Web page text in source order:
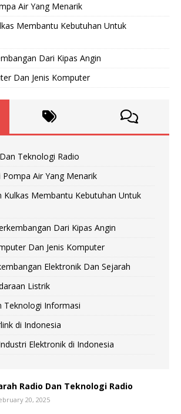
Air Yang Menarik
Membantu Kebutuhan Untuk
Dari Kipas Angin
Dan Jenis Komputer
Teknologi Radio
Pompa Air Yang Menarik
Kulkas Membantu Kebutuhan Untuk
Dari Kipas Angin
Dan Jenis Komputer
Elektronik Dan Sejarah
Listrik
Teknologi Informasi
di Indonesia
Elektronik di Indonesia
Radio Dan Teknologi Radio
20, 2025